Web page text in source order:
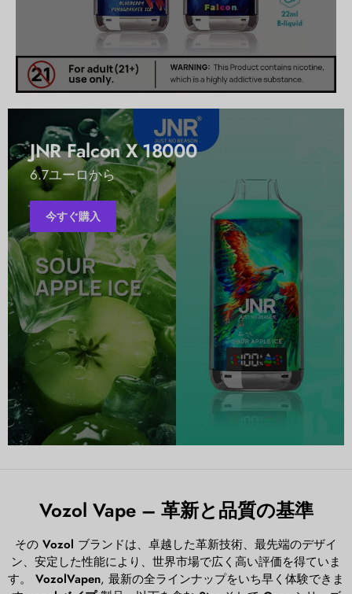
JNR Falcon X 18000
6.7ユーロから
今すぐ購入
Vozol Vape – 革新と品質の基準
その Vozol ブランドは、卓越した革新技術、最先端のデザイ
ン、安定した性能により、世界市場で広く高い評価を得ていま
す。 VozolVapen, 最新の全ラインナップをいち早く体験できま